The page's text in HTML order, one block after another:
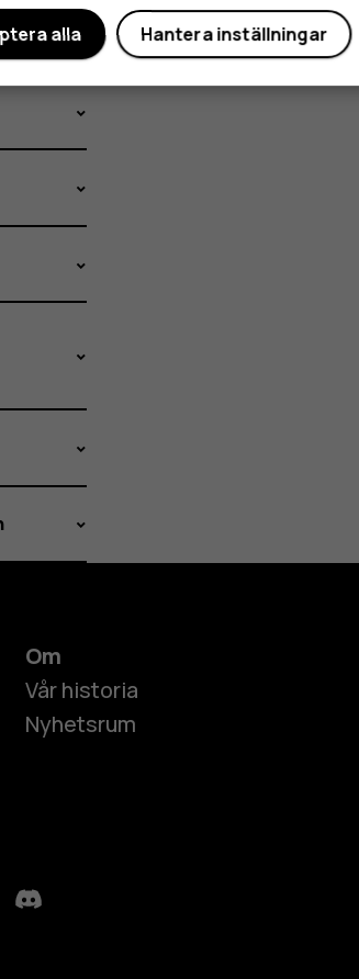
Ja Nej
Om
Vår historia
Nyhetsrum
Discord
Hantera inställningar
alla